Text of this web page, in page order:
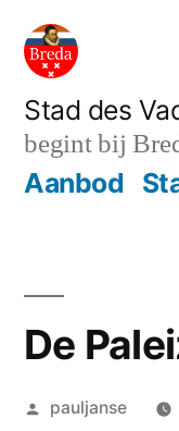
naar
inhoud
Stad des
begint bij
Aanbod
De
Geplaatst
pauljanse